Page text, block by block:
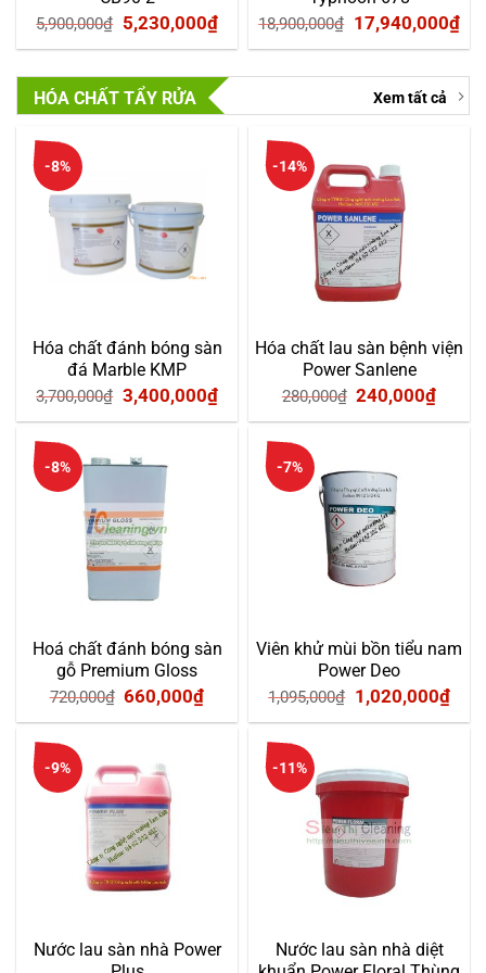
5,900,000₫ Giá
gốc
là:
5,900,000₫.
5,230,000₫Giá
hiện
tại
là:
5,230,000₫.
18,900,000₫ Giá
gốc
là:
18,900,000₫.
17,940,000₫Giá
tại
là:
HÓA CHẤT TẨY RỬA Xem tất cả
-8%
Hóa chất đánh bóng sàn
đá Marble KMP
3,700,000₫ Giá
gốc
là:
3,700,000₫.
3,400,000₫Giá
hiện
-14%
Hóa chất lau sàn bệnh viện
Power Sanlene
280,000₫ Giá
gốc
280,000₫.
240,000₫Giá
hiện
-8%
Hoá chất đánh bóng sàn
gỗ Premium Gloss
720,000₫ Giá
gốc
720,000₫.
660,000₫Giá
hiện
-7%
Viên khử mùi bồn tiểu nam
Power Deo
1,095,000₫ Giá
gốc
1,095,000₫.
1,020,000₫Giá
hiện
-9%
Nước lau sàn nhà Power
-11%
Nước lau sàn nhà diệt